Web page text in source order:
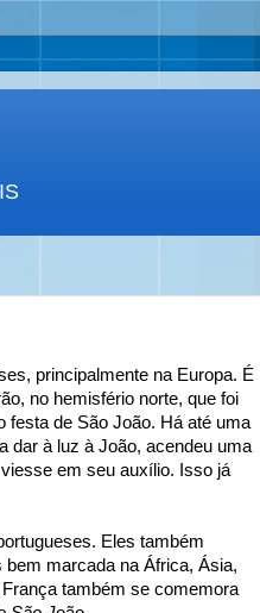
principalmente na Europa. É
no hemisfério norte, que foi
festa de São João. Há até uma
dar à luz à João, acendeu uma
em seu auxílio. Isso já
Eles também
marcada na África, Ásia,
também se comemora